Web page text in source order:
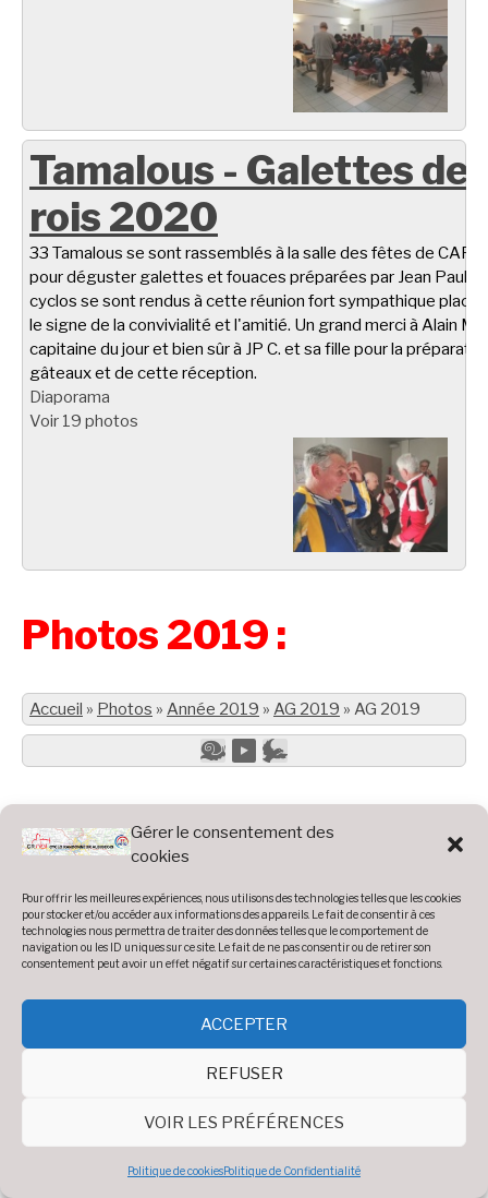
Gérer le consentement des
cookies
Pour offrir les meilleures expériences, nous utilisons des technologies telles que les cookies
pour stocker et/ou accéder aux informations des appareils. Le fait de consentir à ces
technologies nous permettra de traiter des données telles que le comportement de
navigation ou les ID uniques sur ce site. Le fait de ne pas consentir ou de retirer son
consentement peut avoir un effet négatif sur certaines caractéristiques et fonctions.
ACCEPTER
REFUSER
VOIR LES PRÉFÉRENCES
Politique de cookiesPolitique de Confidentialité
Tamalous - Galettes
rois 2020
33 Tamalous se sont rassemblés à la salle des fêtes de
pour déguster galettes et fouaces préparées par Jean Paul C.
cyclos se sont rendus à cette réunion fort sympathique
le signe de la convivialité et l'amitié. Un grand merci à Alain M.
capitaine du jour et bien sûr à JP C. et sa fille pour la
gâteaux et de cette réception.
Diaporama
Voir 19 photos
Photos 2019 :
Accueil » Photos » Année 2019 » AG 2019 » AG 2019